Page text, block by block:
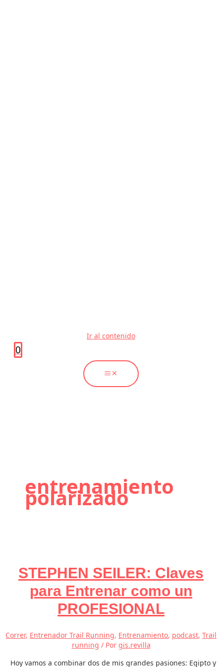
Ir al contenido
0
entrenamiento
polarizado
STEPHEN SEILER: Claves
para Entrenar como un
PROFESIONAL
Correr, Entrenador Trail Running, Entrenamiento, podcast, Trail
running / Por gis.revilla
Hoy vamos a combinar dos de mis grandes pasiones: Egipto y